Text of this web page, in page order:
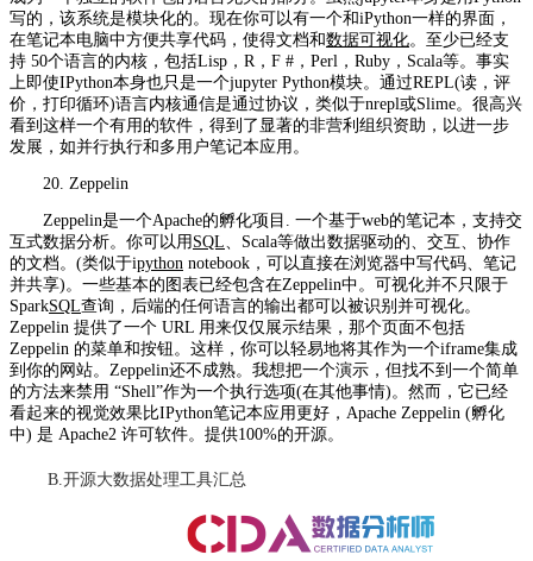
写的，该系统是模块化的。现在你可以有一个和iPython一样的界面，
在笔记本电脑中方便共享代码，使得文档和数据可视化。至少已经支
持 50个语言的内核，包括Lisp，R，F #，Perl，Ruby，Scala等。事实
上即使IPython本身也只是一个jupyter Python模块。通过REPL(读，评
价，打印循环)语言内核通信是通过协议，类似于nrepl或Slime。很高兴
看到这样一个有用的软件，得到了显著的非营利组织资助，以进一步
发展，如并行执行和多用户笔记本应用。
20. Zeppelin
Zeppelin是一个Apache的孵化项目. 一个基于web的笔记本，支持交
互式数据分析。你可以用 SQL、Scala等做出数据驱动的、交互、协作
的文档。(类似于ipython notebook，可以直接在浏览器中写代码、笔记
并共享)。一些基本的图表已经包含在Zeppelin中。可视化并不只限于
SparkSQL查询，后端的任何语言的输出都可以被识别并可视化。
Zeppelin 提供了一个 URL 用来仅仅展示结果，那个页面不包括
Zeppelin 的菜单和按钮。这样，你可以轻易地将其作为一个iframe集成
到你的网站。Zeppelin还不成熟。我想把一个演示，但找不到一个简单
的方法来禁用 “Shell”作为一个执行选项(在其他事情)。然而，它已经
看起来的视觉效果比IPython笔记本应用更好，Apache Zeppelin (孵化
中) 是 Apache2 许可软件。提供100%的开源。
B.开源大数据处理工具汇总